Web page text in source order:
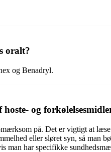
oralt?
og Benadryl.
og
på. Det er vigtigt at
eller sløret syn, så man
har specifikke